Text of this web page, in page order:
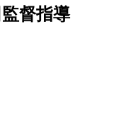
督指導